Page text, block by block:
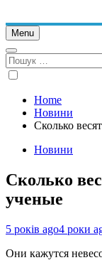
Menu
Пошук:
Home
Новини
Сколько
Новини
Сколько
ученые
5 років ago4 роки
Они кажутся